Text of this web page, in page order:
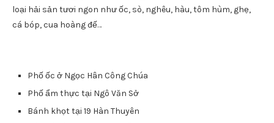
loại hải sản tươi ngon như ốc, sò, nghêu, hàu, tôm hùm, ghẹ,
cá bóp, cua hoàng đế…
Phố ốc ở Ngọc Hân Công Chúa
Phố ẩm thực tại Ngô Văn Sở
Bánh khọt tại 19 Hàn Thuyên